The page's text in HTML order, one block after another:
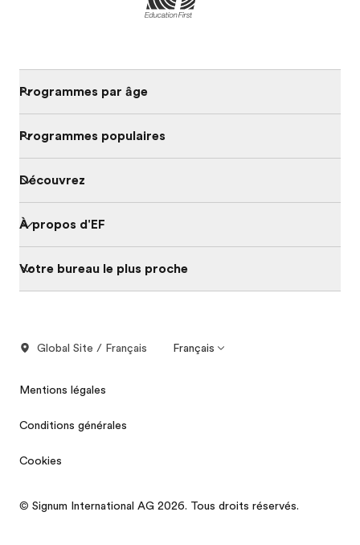
Programmes par âge
Programmes populaires
Découvrez
À propos d'EF
Votre bureau le plus proche
Global Site / Français Français
Mentions légales
Conditions générales
Cookies
© Signum International AG 2026. Tous droits réservés.